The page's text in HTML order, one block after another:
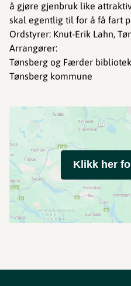
å gjøre gjenbruk like
skal egentlig til for å få fart
Ordstyrer: Knut-Erik Lahn,
Arrangører:
Tønsberg og Færder
Tønsberg kommune
Klikk her